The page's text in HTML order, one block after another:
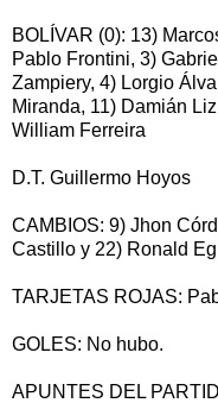
BOLÍVAR (0): 13)
Pablo Frontini, 3)
Zampiery, 4) Lorgio
Miranda, 11) Damián
William Ferreira
D.T. Guillermo Hoyos
CAMBIOS: 9) Jhon
Castillo y 22) Ronald
TARJETAS ROJAS:
GOLES: No hubo.
APUNTES DEL